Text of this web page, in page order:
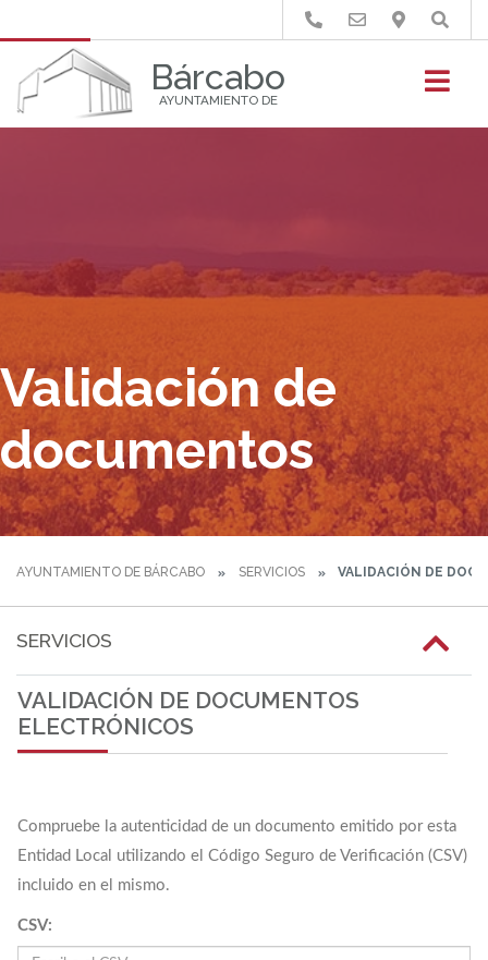
Bárcabo
AYUNTAMIENTO DE
Buscar
Validación de
documentos
AYUNTAMIENTO DE BÁRCABO SERVICIOS VALIDACIÓN DE
SERVICIOS
VALIDACIÓN DE DOCUMENTOS
ELECTRÓNICOS